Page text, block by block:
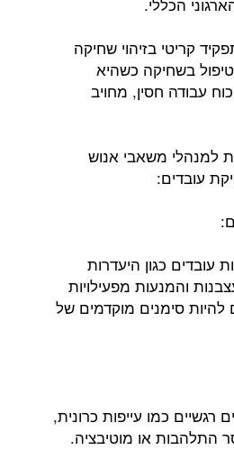
קריטי בזיהוי שחיקה
בשחיקה כשהיא
עבודה חסין, מחויב
למנהלי משאבי אנוש
עובדים:
עובדים כגון היעדרות
והמנעות מפעילויות
להיות סימנים מוקדמים של
רגשיים כמו עייפות כרונית,
התלהבות או מוטיבציה.